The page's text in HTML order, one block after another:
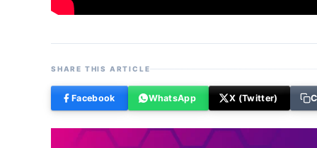
SHARE THIS ARTICLE
Facebook WhatsApp X (Twitter)